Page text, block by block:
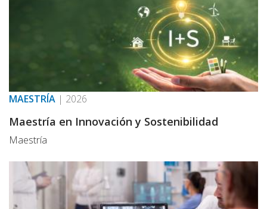
MAESTRÍA | 2026
Maestría en Innovación y Sostenibilidad
Maestría